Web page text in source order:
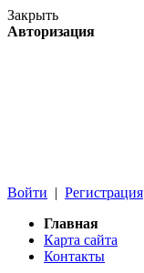
Закрыть
Авторизация
Войти | Регистрация
Главная
Карта сайта
Контакты